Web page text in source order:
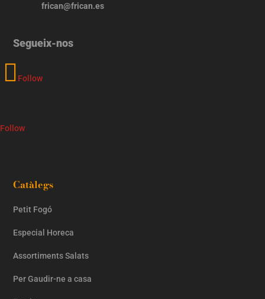
frican@frican.es
Segueix-nos
Follow
Follow
Catàlegs
Petit Fogó
Especial Horeca
Assortiments Salats
Per Gaudir-ne a casa